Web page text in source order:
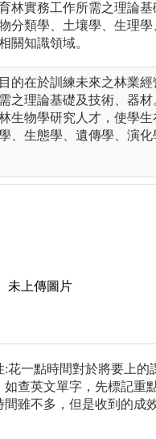
林實務工作所需之理論
分類學、土壤學、生理
關知識領域。
的在於訓練未來之林業
之理論基礎及技術、器
生物學研究人才，使學
、生態學、遺傳學、演
未上傳圖片
花一點時間對於將要上的
查英文單字，先標記重
間雖不多，但是收到的成